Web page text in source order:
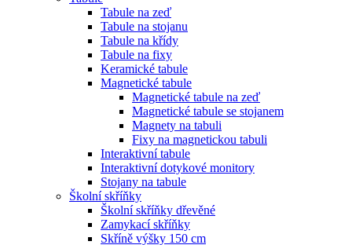
Tabule na zeď
Tabule na stojanu
Tabule na křídy
Tabule na fixy
Keramické tabule
Magnetické tabule
Magnetické tabule na zeď
Magnetické tabule se stojanem
Magnety na tabuli
Fixy na magnetickou tabuli
Interaktivní tabule
Interaktivní dotykové monitory
Stojany na tabule
Školní skříňky
Školní skříňky dřevěné
Zamykací skříňky
Skříně výšky 150 cm